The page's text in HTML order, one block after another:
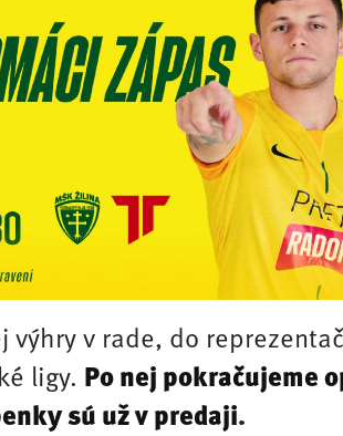
v rade, do
ligy. Po nej pokračujeme
sú už v predaji.